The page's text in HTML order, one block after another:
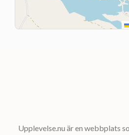
Upplevelse.nu är en webbplats